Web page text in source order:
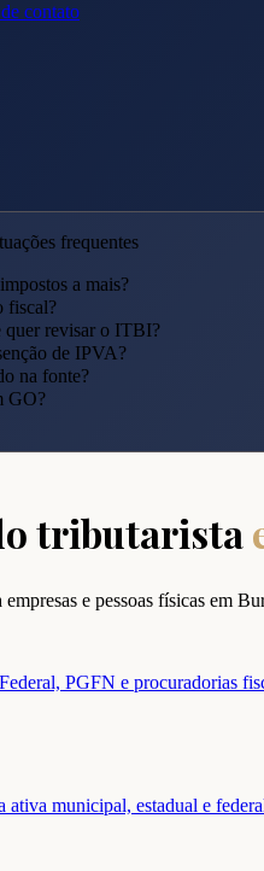
contato
frequentes
a mais?
fiscal?
revisar o ITBI?
de IPVA?
na fonte?
GO?
tributarista
e pessoas físicas em
PGFN e procuradorias
municipal, estadual e